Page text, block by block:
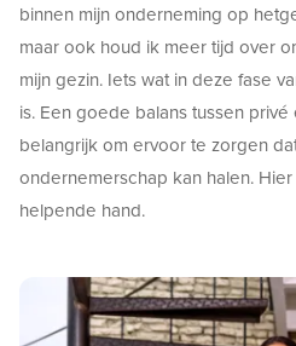
binnen mijn onderneming op
maar ook houd ik meer tijd over
mijn gezin. Iets wat in deze fase
is. Een goede balans tussen
belangrijk om ervoor te zorgen
ondernemerschap kan halen.
helpende hand.